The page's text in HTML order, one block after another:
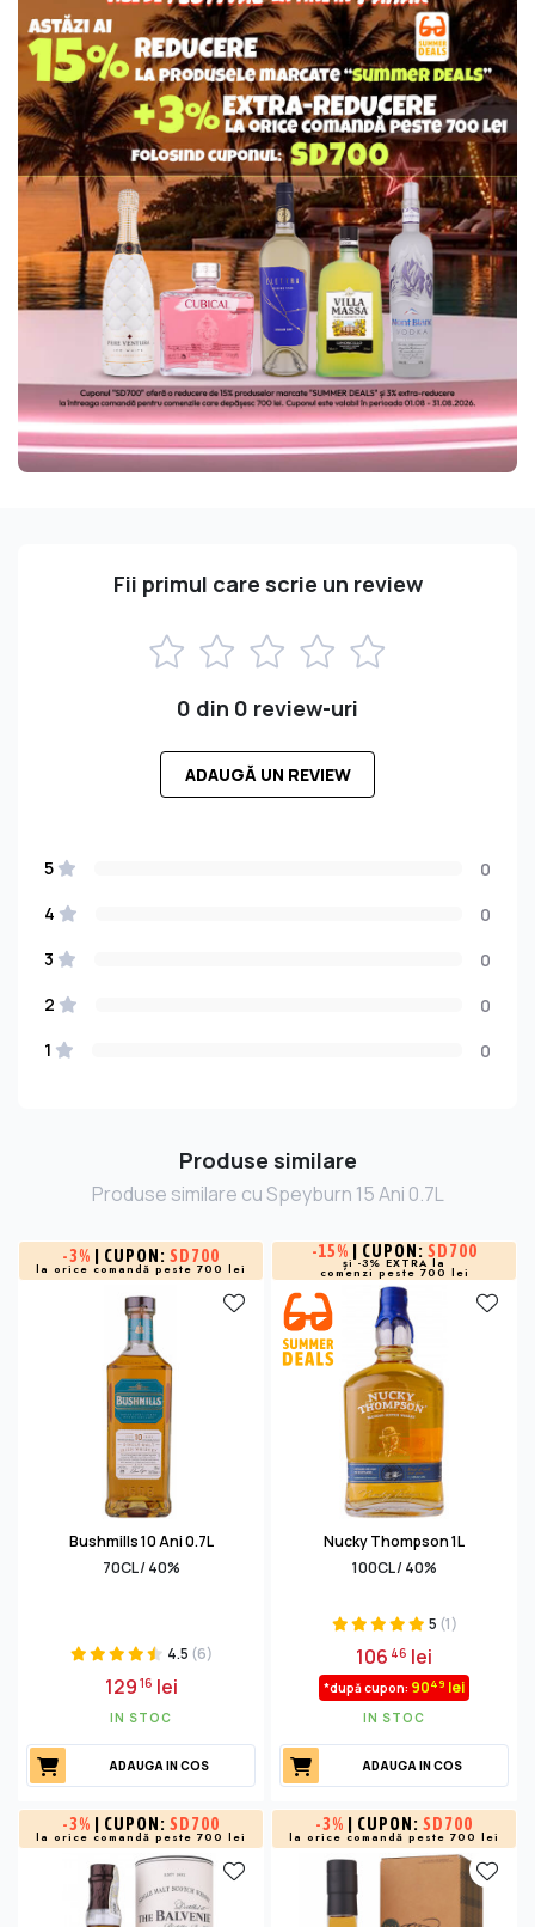
Fii primul care scrie un review
0 din 0 review-uri
ADAUGĂ UN REVIEW
5
0
4
0
3
0
2
0
1
0
Produse similare
Produse similare cu Speyburn 15 Ani 0.7L
-3% | CUPON: SD700
la orice comandă peste 700 lei
Bushmills 10 Ani 0.7L
70CL / 40%
4.5 (6)
12916 lei
IN STOC
ADAUGA IN COS
-15% | CUPON: SD700
și -3% EXTRA la
comenzi peste 700 lei
Nucky Thompson 1L
100CL / 40%
5 (1)
106 46 lei
*după cupon: 9049 lei
IN STOC
ADAUGA IN COS
-3% | CUPON: SD700
la orice comandă peste 700 lei
-3% | CUPON: SD700
la orice comandă peste 700 lei